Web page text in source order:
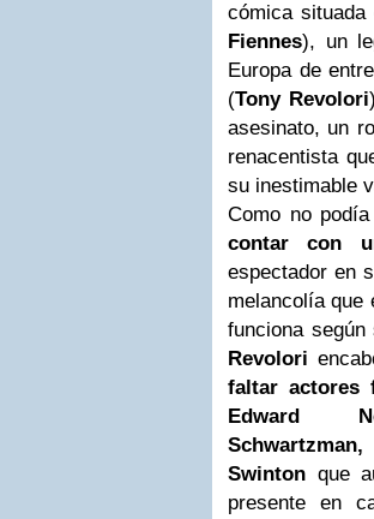
cómica
Fiennes), un
Europa de
(Tony Revolori
asesinato, un
renacentista
su inestimable
Como no
contar con
espectador en
melancolía que
funciona
Revolori
faltar actores
Edward
Swinton que
presente en